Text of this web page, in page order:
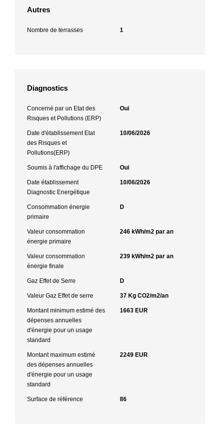
Autres
Nombre de terrasses 1
Diagnostics
Concerné par un Etat des
Risques et Pollutions (ERP)
Oui
Date d'établissement Etat
des Risques et
Pollutions(ERP)
10/06/2026
Soumis à l'affichage du DPE Oui
Date établissement
Diagnostic Energétique
10/06/2026
Consommation énergie
primaire
D
Valeur consommation
énergie primaire
246 kWh/m2 par an
Valeur consommation
énergie finale
239 kWh/m2 par an
Gaz Effet de Serre D
Valeur Gaz Effet de serre 37 Kg CO2/m2/an
Montant minimum estimé des
dépenses annuelles
d'énergie pour un usage
standard
1663 EUR
Montant maximum estimé
des dépenses annuelles
d'énergie pour un usage
standard
2249 EUR
Surface de référence 86